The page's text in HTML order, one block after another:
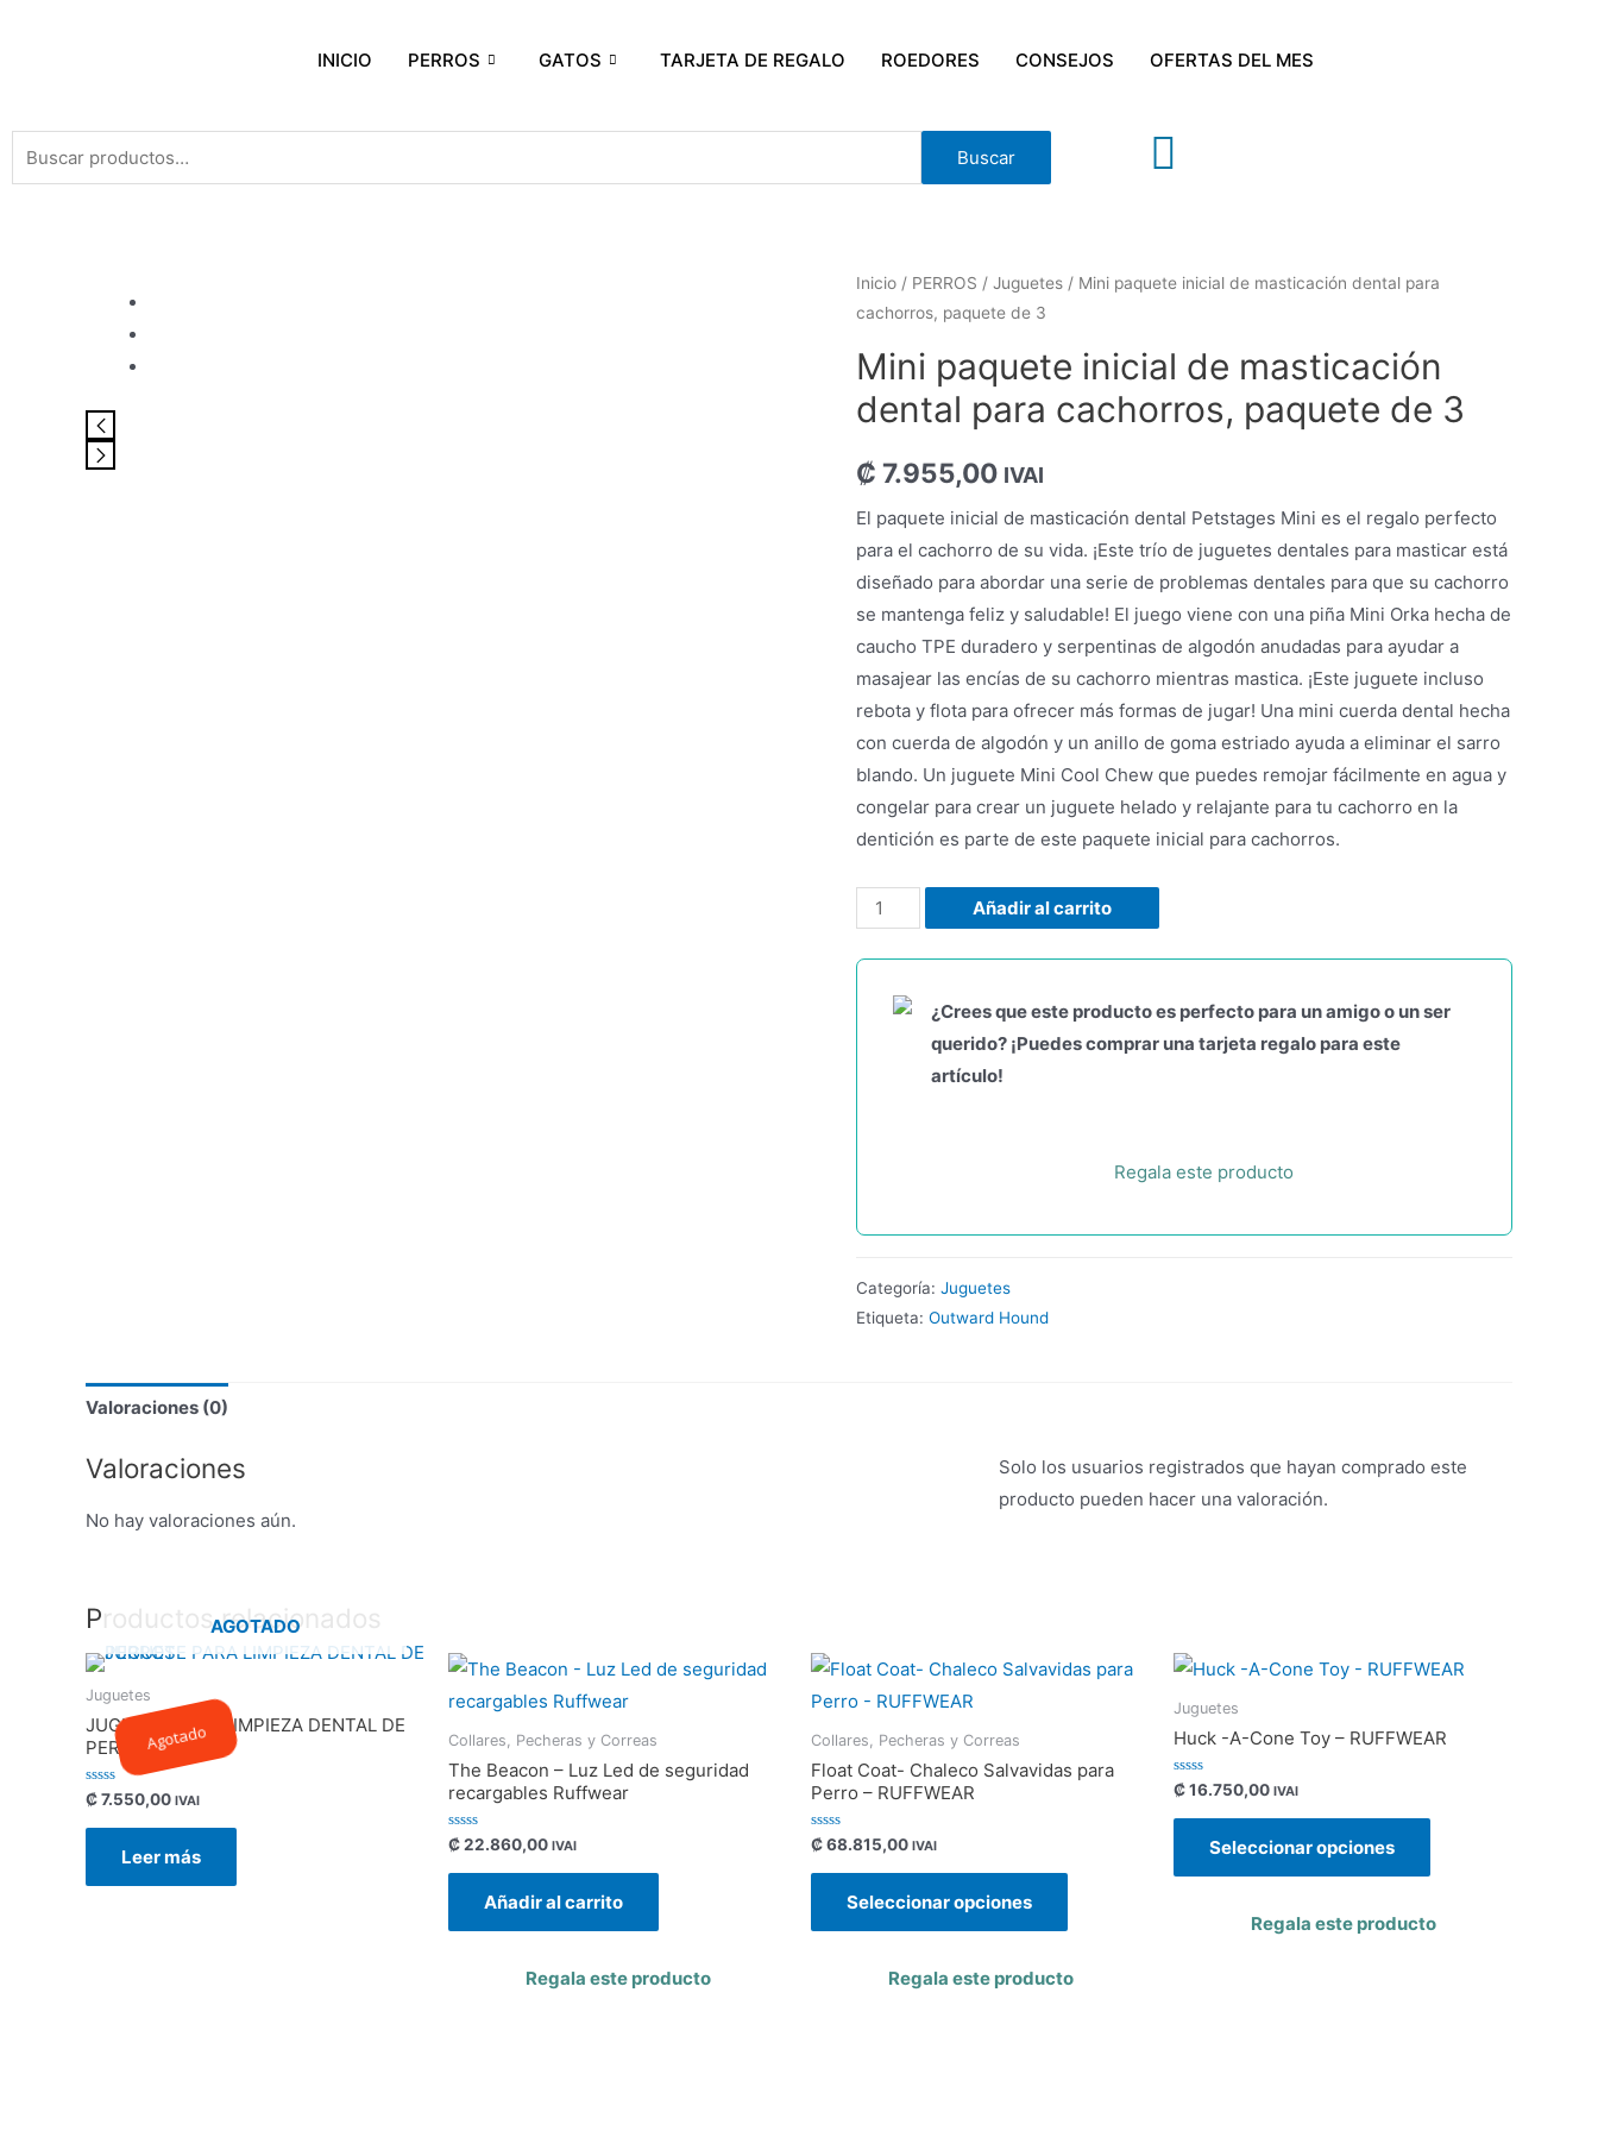
INICIO PERROS GATOS TARJETA DE REGALO ROEDORES CONSEJOS OFERTAS DEL MES
Buscar
Inicio / PERROS / Juguetes / Mini paquete inicial de masticación dental para
cachorros, paquete de 3
Mini paquete inicial de masticación
dental para cachorros, paquete de 3
₡ 7.955,00 IVAI
El paquete inicial de masticación dental Petstages Mini es el regalo perfecto
para el cachorro de su vida. ¡Este trío de juguetes dentales para masticar está
diseñado para abordar una serie de problemas dentales para que su cachorro
se mantenga feliz y saludable! El juego viene con una piña Mini Orka hecha de
caucho TPE duradero y serpentinas de algodón anudadas para ayudar a
masajear las encías de su cachorro mientras mastica. ¡Este juguete incluso
rebota y flota para ofrecer más formas de jugar! Una mini cuerda dental hecha
con cuerda de algodón y un anillo de goma estriado ayuda a eliminar el sarro
blando. Un juguete Mini Cool Chew que puedes remojar fácilmente en agua y
congelar para crear un juguete helado y relajante para tu cachorro en la
dentición es parte de este paquete inicial para cachorros.
Añadir al carrito
¿Crees que este producto es perfecto para un amigo o un ser
querido? ¡Puedes comprar una tarjeta regalo para este
artículo!
Regala este producto
Categoría: Juguetes
Etiqueta: Outward Hound
Valoraciones (0)
Valoraciones
No hay valoraciones aún.
Solo los usuarios registrados que hayan comprado este
producto pueden hacer una valoración.
Productos relacionados
Agotado
AGOTADO
Juguetes
JUGUETE PARA LIMPIEZA DENTAL DE
PERROS
Valorado
con
0
₡7.550,00 IVAI
Leer más
Collares, Pecheras y Correas
The Beacon – Luz Led de seguridad
recargables Ruffwear
Valorado
con
0
₡22.860,00 IVAI
Añadir al carrito
Regala este producto
Collares, Pecheras y Correas
Float Coat- Chaleco Salvavidas para
Perro – RUFFWEAR
Valorado
con
0
₡68.815,00 IVAI
Seleccionar opciones
Regala este producto
Juguetes
Huck -A-Cone Toy – RUFFWEAR
Valorado
con
0
₡16.750,00 IVAI
Seleccionar opciones
Regala este producto